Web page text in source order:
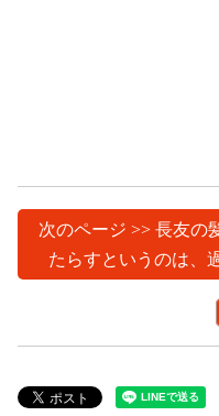
次のページ >> 長友の
たらすというのは、